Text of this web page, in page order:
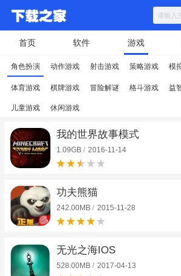
首页 软件 游戏
角色扮演 动作游戏 射击游戏 策略游戏 模
体育游戏 棋牌游戏 冒险解谜 格斗游戏 益
儿童游戏 休闲游戏
我的世界故事模式
1.09GB / 2016-11-14
功夫熊猫
242.00MB / 2015-11-28
无光之海IOS
528.00MB / 2017-04-13